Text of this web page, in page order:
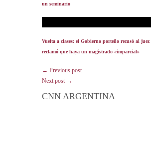
un seminario
Vuelta a clases: el Gobierno porteño recusó al
reclamó que haya un magistrado «imparcial»
← Previous post
Next post →
CNN ARGENTINA